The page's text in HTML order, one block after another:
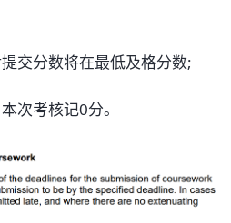
交分数将在最低及格分数;
次考核记0分。